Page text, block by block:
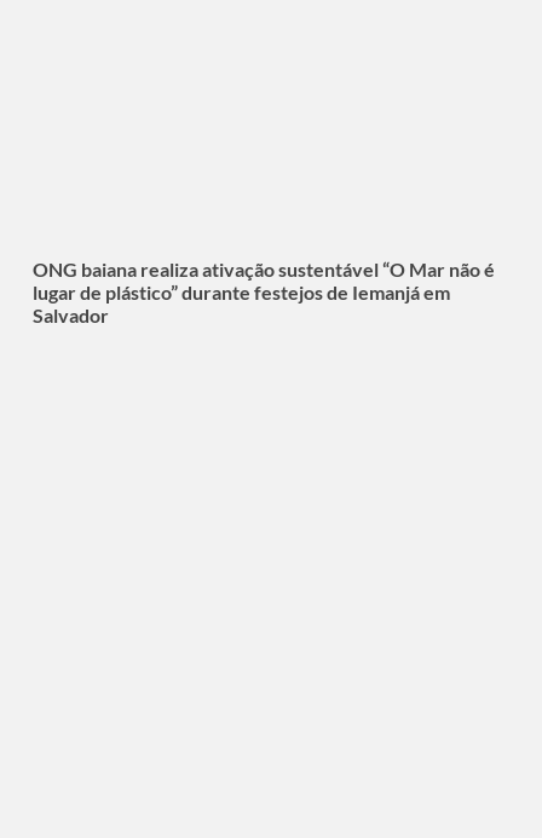
ONG baiana realiza ativação sustentável “O Mar não é
lugar de plástico” durante festejos de Iemanjá em
Salvador